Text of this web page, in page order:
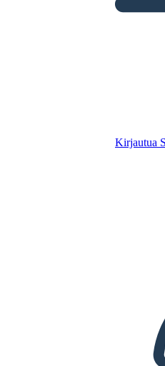
Kirjautua
מגרש תרשים
LUO
TOISTA